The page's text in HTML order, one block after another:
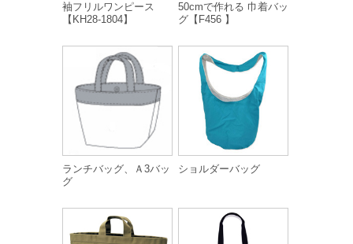
袖フリルワンピース
【KH28-1804】
50cmで作れる 巾着バッ
グ【F456 】
ランチバッグ、Ａ3バッ
グ
ショルダーバッグ